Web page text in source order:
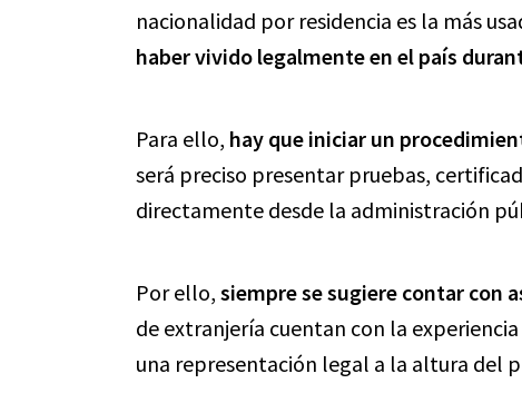
nacionalidad por residencia es la más
haber vivido legalmente en el país
Para ello, hay que iniciar un
será preciso presentar pruebas,
directamente desde la administración
Por ello, siempre se sugiere contar con
de extranjería cuentan con la
una representación legal a la altura del